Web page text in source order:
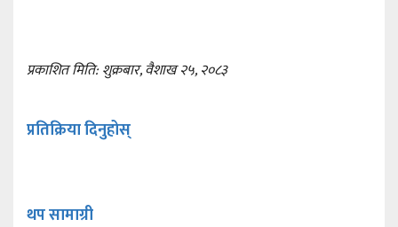
प्रकाशित मिति: शुक्रबार, वैशाख २५, २०८३
प्रतिक्रिया दिनुहोस्
थप सामाग्री